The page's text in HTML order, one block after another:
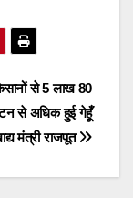
से 5 लाख 80
टन से अधिक हुई गेहूँ
मंत्री राजपूत